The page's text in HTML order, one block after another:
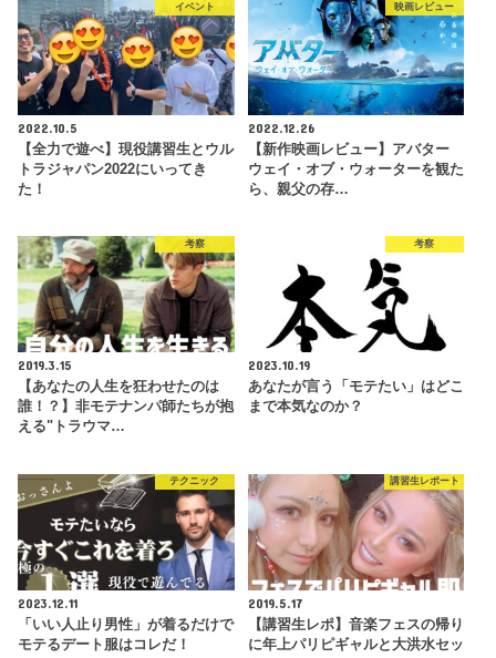
イベント
2022.10.5
【全力で遊べ】現役講習生とウル
トラジャパン2022にいってき
た！
映画レビュー
2022.12.26
【新作映画レビュー】アバター
ウェイ・オブ・ウォーターを観た
ら、親父の存…
考察
2019.3.15
【あなたの人生を狂わせたのは
誰！？】非モテナンパ師たちが抱
える"トラウマ…
考察
2023.10.19
あなたが言う「モテたい」はどこ
まで本気なのか？
テクニック
2023.12.11
「いい人止り男性」が着るだけで
モテるデート服はコレだ！
講習生レポート
2019.5.17
【講習生レポ】音楽フェスの帰り
に年上パリピギャルと大洪水セッ